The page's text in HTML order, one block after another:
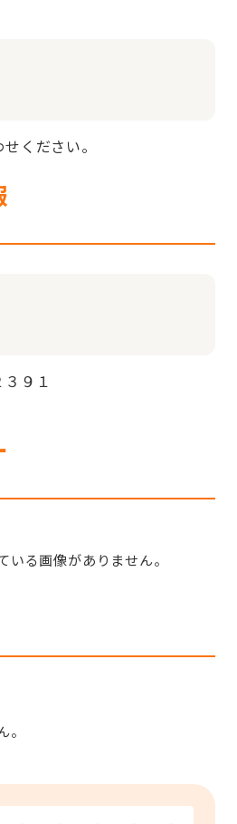
ください。
９１
いる画像がありません。